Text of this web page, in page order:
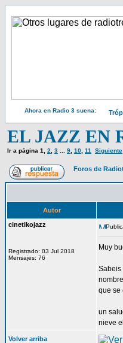
Ahora en Radio 3 suena:
EL JAZZ EN
Ir a página 1 2 3 9 10 11 Siguiente
Foros de
Autor
cinetikojazz
Registrado: 03 Jul 2018
Mensajes: 76
Muy
Sabeis
que se
un
nieve
Volver arriba